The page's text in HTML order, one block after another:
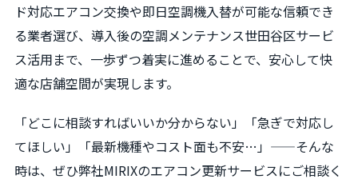
ド対応エアコン交換や即日空調機入替が可能な信頼でき
る業者選び、導入後の空調メンテナンス世田谷区サービ
ス活用まで、一歩ずつ着実に進めることで、安心して快
適な店舗空間が実現します。
「どこに相談すればいいか分からない」「急ぎで対応し
てほしい」「最新機種やコスト面も不安…」——そんな
時は、ぜひ弊社MIRIXのエアコン更新サービスにご相談く